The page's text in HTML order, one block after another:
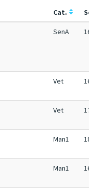
Cat.
SenA
Vet
Vet
Man1
Man1